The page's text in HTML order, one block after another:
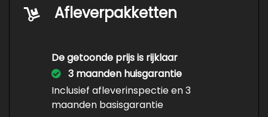
Lage kilometerstand
Metaalkleur
Mistlampen voor
Panoramadak
Afleverpakketten
De getoonde prijs is rijklaar
3 maanden huisgarantie
Inclusief afleverinspectie en 3
maanden basisgarantie